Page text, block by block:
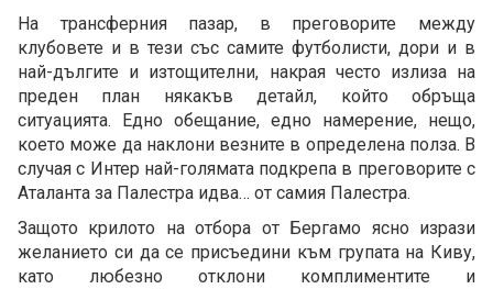
На трансферния пазар, в преговорите между
клубовете и в тези със самите футболисти, дори и в
най-дългите и изтощителни, накрая често излиза на
преден план някакъв детайл, който обръща
ситуацията. Едно обещание, едно намерение, нещо,
което може да наклони везните в определена полза. В
случая с Интер най-голямата подкрепа в преговорите с
Аталанта за Палестра идва… от самия Палестра.
Защото крилото на отбора от Бергамо ясно изрази
желанието си да се присъедини към групата на Киву,
като любезно отклони комплиментите и